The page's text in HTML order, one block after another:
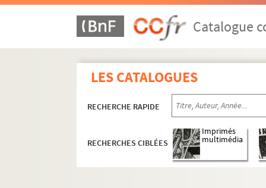
Catalogue
LES CATALOGUES
RECHERCHE RAPIDE
RECHERCHES CIBLÉES
Imprimés
multimédia